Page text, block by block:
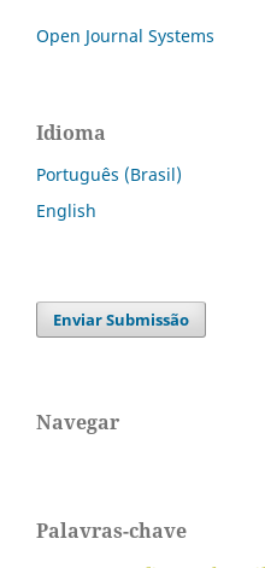
Open Journal Systems
Idioma
Português (Brasil)
English
Enviar Submissão
Navegar
Palavras-chave